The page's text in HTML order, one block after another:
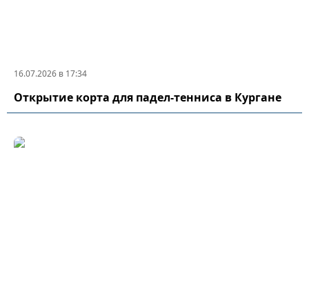
16.07.2026 в 17:34
Открытие корта для падел-тенниса в Кургане